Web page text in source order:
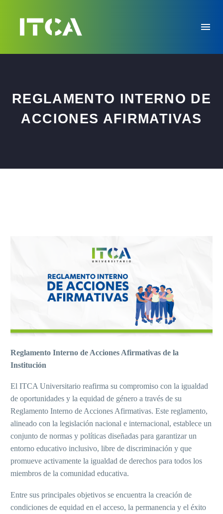
REGLAMENTO INTERNO DE
ACCIONES AFIRMATIVAS
Reglamento Interno de Acciones Afirmativas de la
Institución
El ITCA Universitario reafirma su compromiso con la igualdad
de oportunidades y la equidad de género a través de su
Reglamento Interno de Acciones Afirmativas. Este reglamento,
alineado con la legislación nacional e internacional, establece un
conjunto de normas y políticas diseñadas para garantizar un
entorno educativo inclusivo, libre de discriminación y que
promueve activamente la igualdad de derechos para todos los
miembros de la comunidad educativa.
Entre sus principales objetivos se encuentra la creación de
condiciones de equidad en el acceso, la permanencia y el éxito